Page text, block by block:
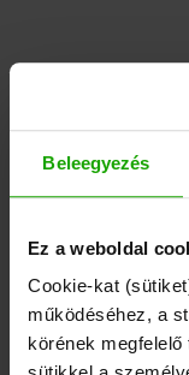
Beleegyezés
Ez a weboldal
Cookie-kat
működéséhez, a
körének